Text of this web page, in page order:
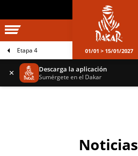
DAKAR
OFICIALES
01/01 > 15/01/2027
Etapa 4
✕ Descarga la aplicación
Sumérgete en el Dakar
Noticias